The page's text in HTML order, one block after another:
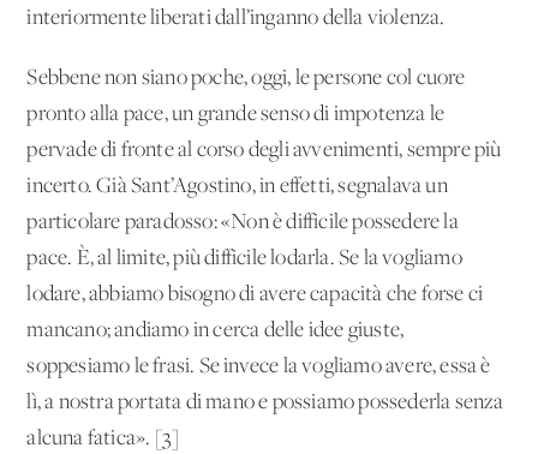
interiormente liberati dall’inganno della violenza.
Sebbene non siano poche, oggi, le persone col cuore
pronto alla pace, un grande senso di impotenza le
pervade di fronte al corso degli avvenimenti, sempre più
incerto. Già Sant’Agostino, in effetti, segnalava un
particolare paradosso: «Non è difficile possedere la
pace. È, al limite, più difficile lodarla. Se la vogliamo
lodare, abbiamo bisogno di avere capacità che forse ci
mancano; andiamo in cerca delle idee giuste,
soppesiamo le frasi. Se invece la vogliamo avere, essa è
lì, a nostra portata di mano e possiamo possederla senza
alcuna fatica». [3]